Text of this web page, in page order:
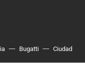
Bugatti Ciudad